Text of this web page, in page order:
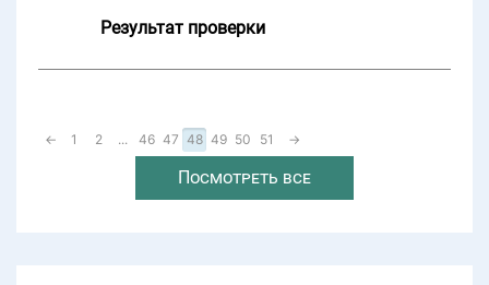
Результат проверки
← 1 2 ... 46 47 48 49 50 51 →
Посмотреть все